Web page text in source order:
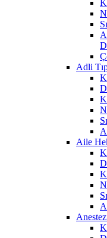
Adli
Aile